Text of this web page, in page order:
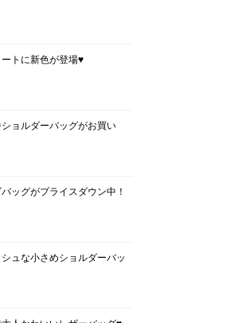
トに新色が登場♥
ショルダーバッグがお買い
ッグがプライスダウン中！
ュな小さめショルダーバッ